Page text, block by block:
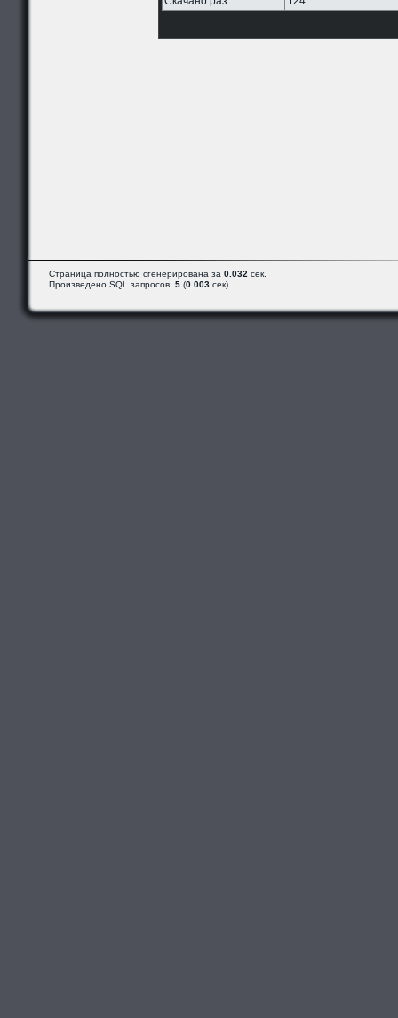
Страница полностью сгенерирована за 0.032 сек.
Произведено SQL запросов: 5 (0.003 сек).